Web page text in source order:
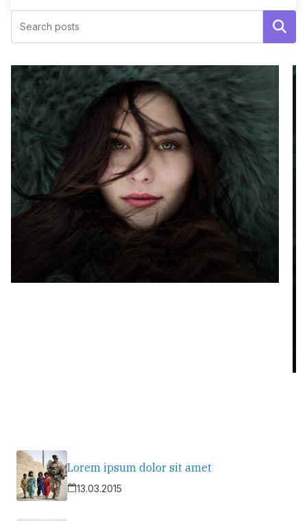
Поиск
Lorem ipsum dolor sit amet
13.03.2015